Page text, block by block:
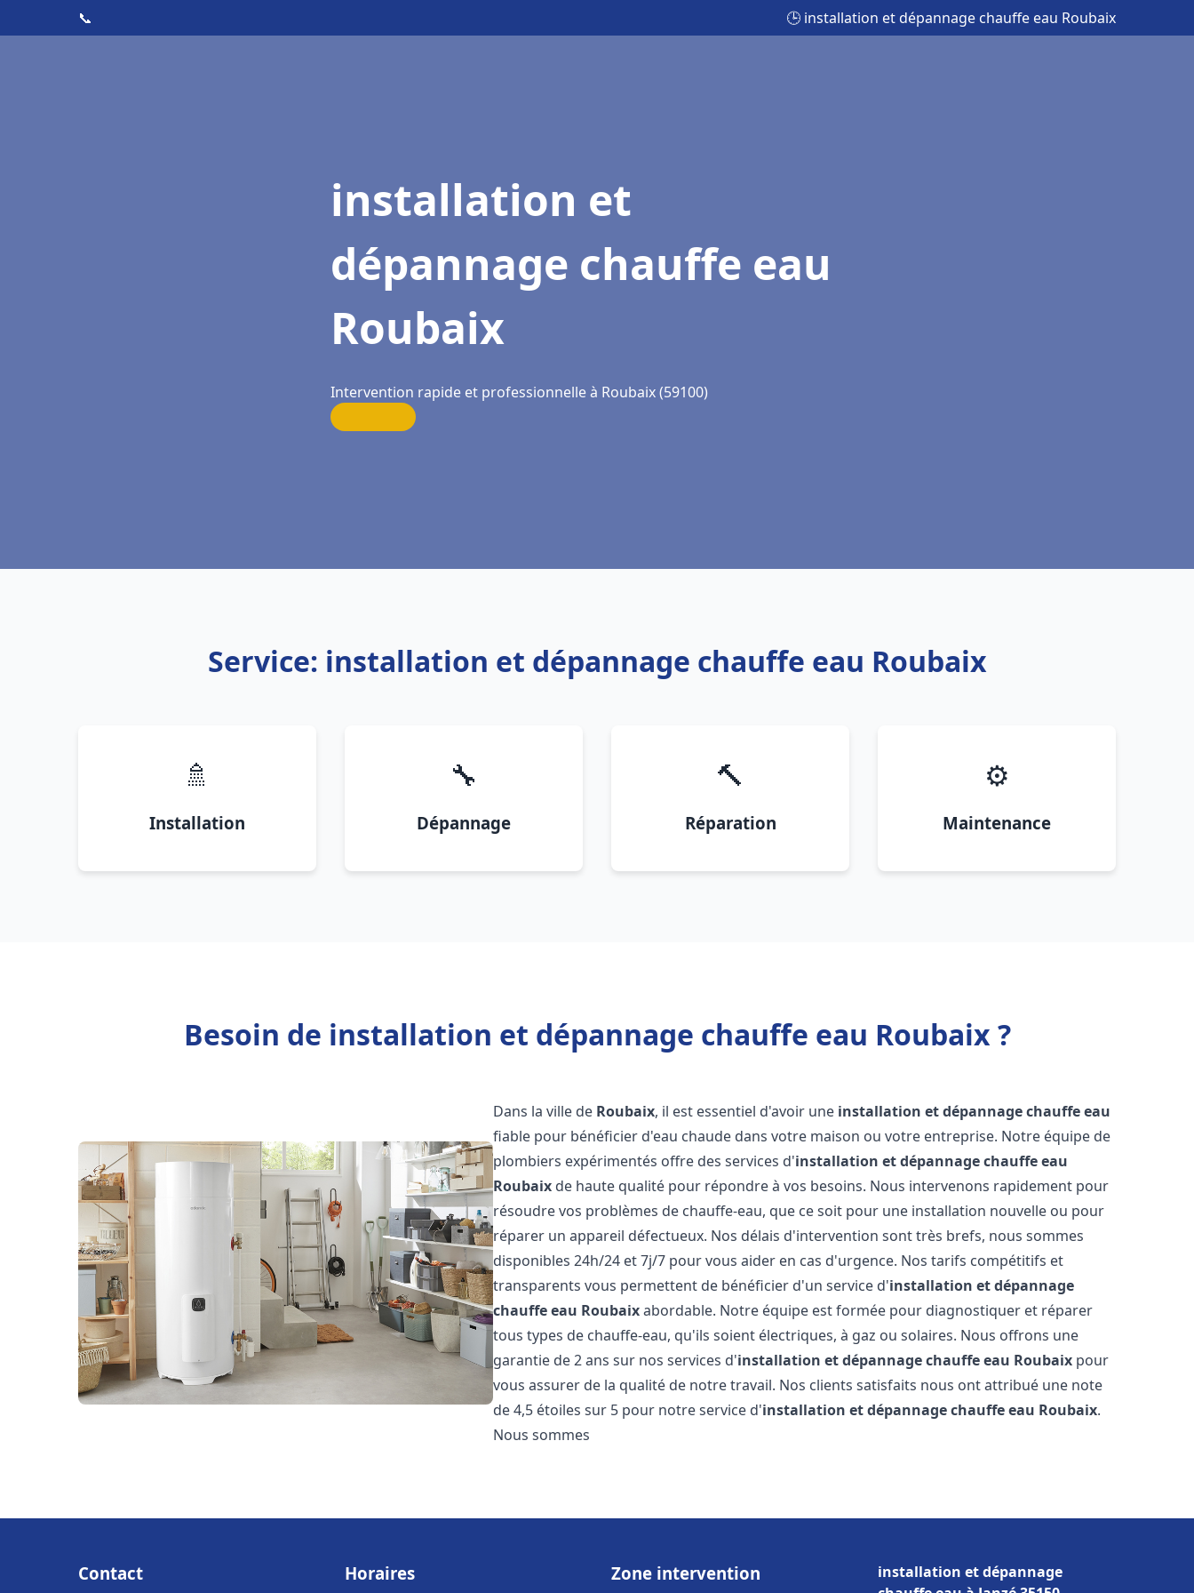
📞 🕒 installation et dépannage chauffe eau Roubaix
installation et
dépannage chauffe eau
Roubaix
Intervention rapide et professionnelle à Roubaix (59100)
Service: installation et dépannage chauffe eau Roubaix
🚿
Installation
🔧
Dépannage
🔨
Réparation
⚙️
Maintenance
Besoin de installation et dépannage chauffe eau Roubaix ?
Dans la ville de Roubaix, il est essentiel d'avoir une installation et dépannage chauffe eau
fiable pour bénéficier d'eau chaude dans votre maison ou votre entreprise. Notre équipe de
plombiers expérimentés offre des services d'installation et dépannage chauffe eau
Roubaix de haute qualité pour répondre à vos besoins. Nous intervenons rapidement pour
résoudre vos problèmes de chauffe-eau, que ce soit pour une installation nouvelle ou pour
réparer un appareil défectueux. Nos délais d'intervention sont très brefs, nous sommes
disponibles 24h/24 et 7j/7 pour vous aider en cas d'urgence. Nos tarifs compétitifs et
transparents vous permettent de bénéficier d'un service d'installation et dépannage
chauffe eau Roubaixabordable. Notre équipe est formée pour diagnostiquer et réparer
tous types de chauffe-eau, qu'ils soient électriques, à gaz ou solaires. Nous offrons une
garantie de 2 ans sur nos services d'installation et dépannage chauffe eau Roubaix pour
vous assurer de la qualité de notre travail. Nos clients satisfaits nous ont attribué une note
de 4,5 étoiles sur 5 pour notre service d'installation et dépannage chauffe eau Roubaix.
Nous sommes
Contact Horaires Zone intervention
installation et dépannage